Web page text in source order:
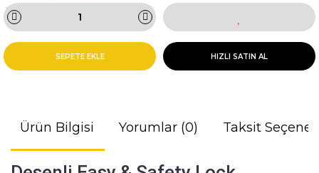
SEPETE EKLE HIZLI SATIN AL
Ürün Bilgisi Yorumlar (0) Taksit